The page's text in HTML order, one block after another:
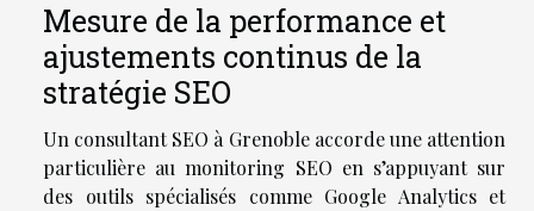
Mesure de la performance et
ajustements continus de la
stratégie SEO
Un consultant SEO à Grenoble accorde une attention
particulière au monitoring SEO en s’appuyant sur
des outils spécialisés comme Google Analytics et